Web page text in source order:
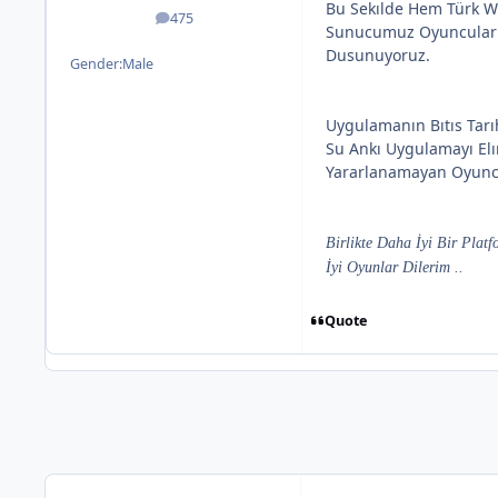
475
posts
Gender:Male
Bu Sekılde Hem Türk
Sunucumuz
Dusunuyoruz.
Uygulamanın Bıtıs
Su Ankı Uygulamayı
Yararlanamayan
Birlikte Daha İyi Bir
İyi Oyunlar Dilerim ..
Quote